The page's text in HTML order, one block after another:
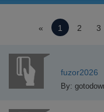
« 1 2 3
fuzor2026
By: